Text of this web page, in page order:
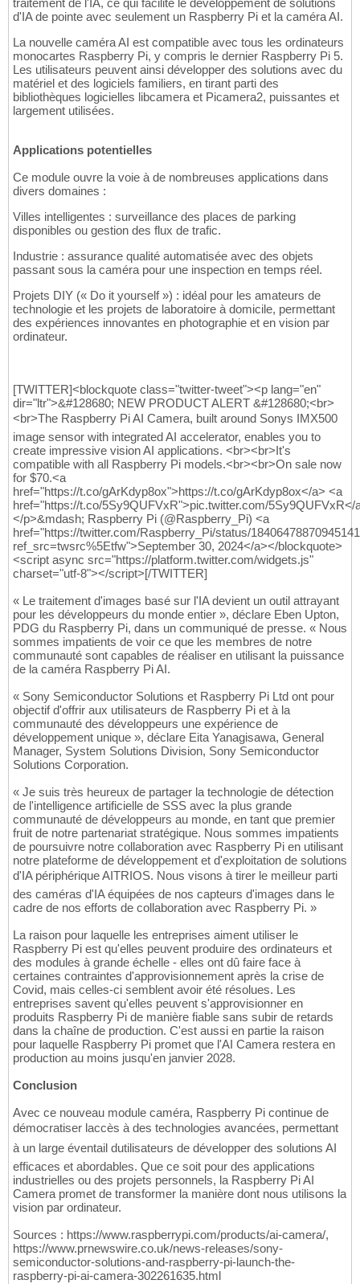
traitement de l'IA, ce qui facilite le développement de solutions
d'IA de pointe avec seulement un Raspberry Pi et la caméra AI.
La nouvelle caméra AI est compatible avec tous les ordinateurs
monocartes Raspberry Pi, y compris le dernier Raspberry Pi 5.
Les utilisateurs peuvent ainsi développer des solutions avec du
matériel et des logiciels familiers, en tirant parti des
bibliothèques logicielles libcamera et Picamera2, puissantes et
largement utilisées.
Applications potentielles
Ce module ouvre la voie à de nombreuses applications dans
divers domaines :
Villes intelligentes : surveillance des places de parking
disponibles ou gestion des flux de trafic.
Industrie : assurance qualité automatisée avec des objets
passant sous la caméra pour une inspection en temps réel.
Projets DIY (« Do it yourself ») : idéal pour les amateurs de
technologie et les projets de laboratoire à domicile, permettant
des expériences innovantes en photographie et en vision par
ordinateur.
[TWITTER]<blockquote class="twitter-tweet"><p lang="en"
dir="ltr">&#128680; NEW PRODUCT ALERT &#128680;<br>
<br>The Raspberry Pi AI Camera, built around Sonys IMX500
image sensor with integrated AI accelerator, enables you to
create impressive vision AI applications. <br><br>It's
compatible with all Raspberry Pi models.<br><br>On sale now
for $70.<a
href="https://t.co/gArKdyp8ox">https://t.co/gArKdyp8ox</a> <a
href="https://t.co/5Sy9QUFVxR">pic.twitter.com/5Sy9QUFVxR</
</p>&mdash; Raspberry Pi (@Raspberry_Pi) <a
href="https://twitter.com/Raspberry_Pi/status/
ref_src=twsrc%5Etfw">September 30, 2024</a></blockquote>
<script async src="https://platform.twitter.com/widgets.js"
charset="utf-8"></script>[/TWITTER]
« Le traitement d'images basé sur l'IA devient un outil attrayant
pour les développeurs du monde entier », déclare Eben Upton,
PDG du Raspberry Pi, dans un communiqué de presse. « Nous
sommes impatients de voir ce que les membres de notre
communauté sont capables de réaliser en utilisant la puissance
de la caméra Raspberry Pi AI.
« Sony Semiconductor Solutions et Raspberry Pi Ltd ont pour
objectif d'offrir aux utilisateurs de Raspberry Pi et à la
communauté des développeurs une expérience de
développement unique », déclare Eita Yanagisawa, General
Manager, System Solutions Division, Sony Semiconductor
Solutions Corporation.
« Je suis très heureux de partager la technologie de détection
de l'intelligence artificielle de SSS avec la plus grande
communauté de développeurs au monde, en tant que premier
fruit de notre partenariat stratégique. Nous sommes impatients
de poursuivre notre collaboration avec Raspberry Pi en utilisant
notre plateforme de développement et d'exploitation de solutions
d'IA périphérique AITRIOS. Nous visons à tirer le meilleur parti
des caméras d'IA équipées de nos capteurs d'images dans le
cadre de nos efforts de collaboration avec Raspberry Pi. »
La raison pour laquelle les entreprises aiment utiliser le
Raspberry Pi est qu'elles peuvent produire des ordinateurs et
des modules à grande échelle - elles ont dû faire face à
certaines contraintes d'approvisionnement après la crise de
Covid, mais celles-ci semblent avoir été résolues. Les
entreprises savent qu'elles peuvent s'approvisionner en
produits Raspberry Pi de manière fiable sans subir de retards
dans la chaîne de production. C'est aussi en partie la raison
pour laquelle Raspberry Pi promet que l'AI Camera restera en
production au moins jusqu'en janvier 2028.
Conclusion
Avec ce nouveau module caméra, Raspberry Pi continue de
démocratiser laccès à des technologies avancées, permettant
à un large éventail dutilisateurs de développer des solutions AI
efficaces et abordables. Que ce soit pour des applications
industrielles ou des projets personnels, la Raspberry Pi AI
Camera promet de transformer la manière dont nous utilisons la
vision par ordinateur.
Sources : https://www.raspberrypi.com/products/ai-camera/,
https://www.prnewswire.co.uk/news-releases/sony-
semiconductor-solutions-and-raspberry-pi-launch-the-
raspberry-pi-ai-camera-302261635.html